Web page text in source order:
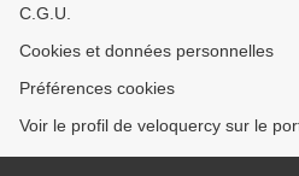
C.G.U.
Cookies et données personnelles
Préférences cookies
Voir le profil de veloquercy sur le